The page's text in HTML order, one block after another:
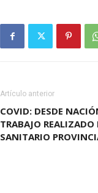
Artículo anterior
COVID: DESDE
TRABAJO REALIZADO
SANITARIO